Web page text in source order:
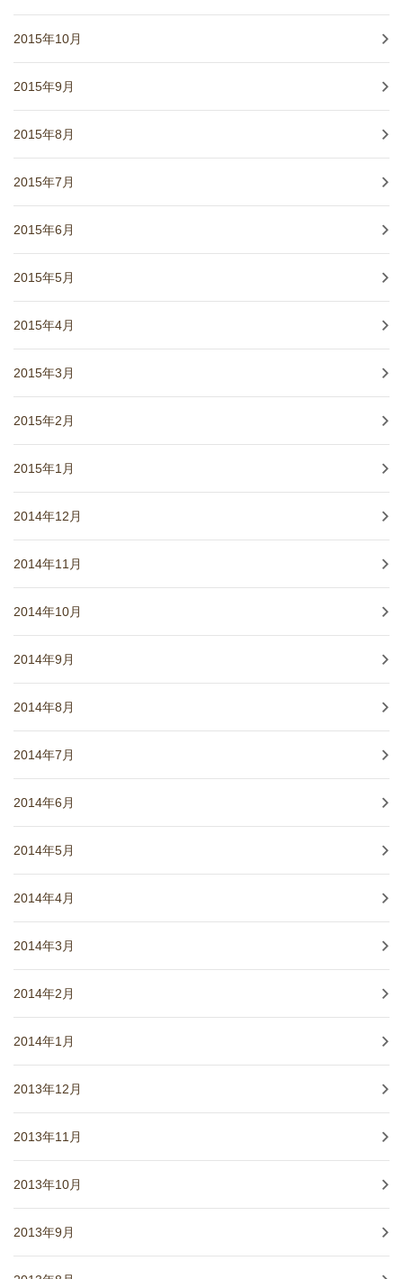
2015年10月
2015年9月
2015年8月
2015年7月
2015年6月
2015年5月
2015年4月
2015年3月
2015年2月
2015年1月
2014年12月
2014年11月
2014年10月
2014年9月
2014年8月
2014年7月
2014年6月
2014年5月
2014年4月
2014年3月
2014年2月
2014年1月
2013年12月
2013年11月
2013年10月
2013年9月